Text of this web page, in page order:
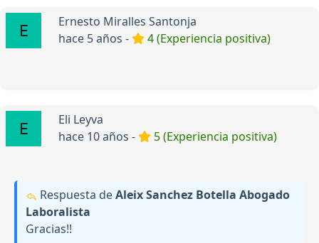
Ernesto Miralles Santonja
hace 5 años -
4 (Experiencia positiva)
Eli Leyva
hace 10 años -
5 (Experiencia positiva)
Respuesta deAleix Sanchez Botella Abogado
Laboralista
Gracias!!